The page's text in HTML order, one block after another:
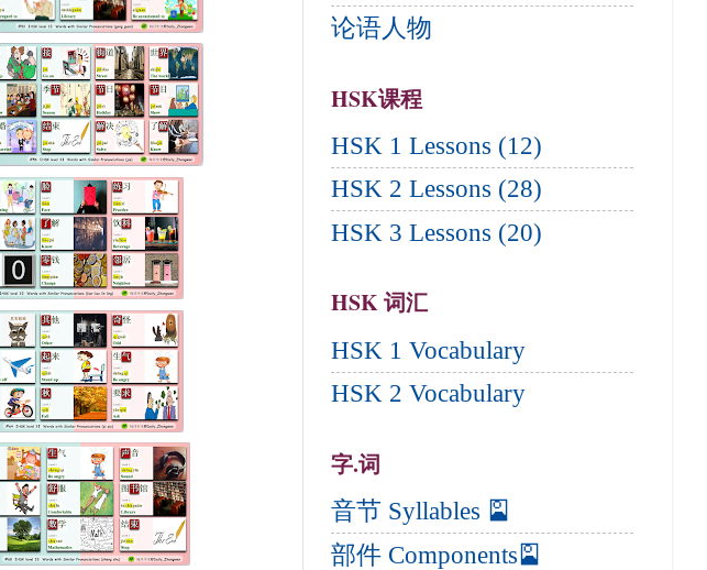
论语人物
HSK课程
HSK 1 Lessons (12)
HSK 2 Lessons (28)
HSK 3 Lessons (20)
HSK 词汇
HSK 1 Vocabulary
HSK 2 Vocabulary
字.词
音节 Syllables 🎴
部件 Components🎴